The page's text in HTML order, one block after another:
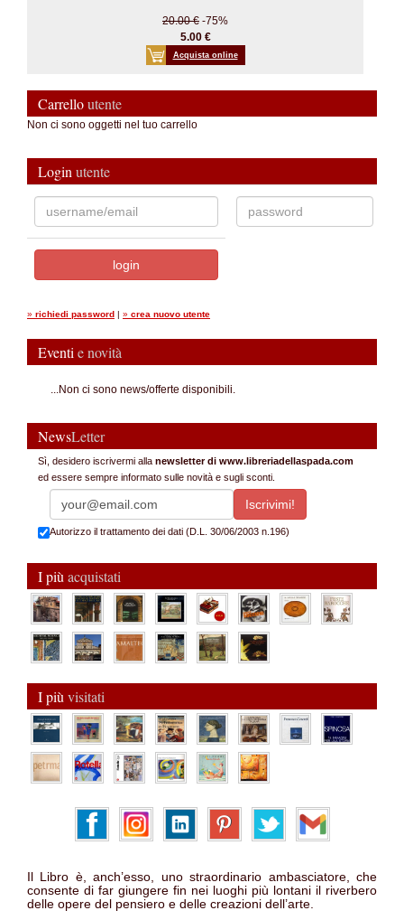
20.00 € -75%
5.00 €
Acquista online
Carrelloutente
Non ci sono oggetti nel tuo carrello
Login utente
» richiedi password | » crea nuovo utente
Eventi e novità
...Non ci sono news/offerte disponibili.
NewsLetter
Sì, desidero iscrivermi alla newsletter di www.libreriadellaspada.com
ed essere sempre informato sulle novità e sugli sconti.
Autorizzo il trattamento dei dati (D.L. 30/06/2003 n.196)
I più acquistati
I più visitati
Il Libro è, anch’esso, uno straordinario ambasciatore, che
consente di far giungere fin nei luoghi più lontani il riverbero
delle opere del pensiero e delle creazioni dell’arte.